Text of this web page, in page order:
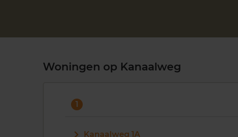
Woningen op Kanaalweg
1
Kanaalweg 1A